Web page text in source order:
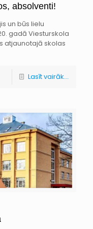
absolventi!
un būs lielu
gadā Viesturskola
atjaunotajā skolas
Lasīt vairāk...